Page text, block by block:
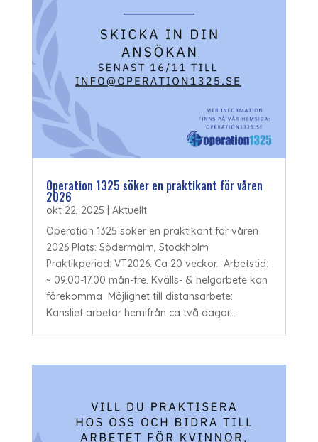
Operation 1325 söker en praktikant för våren
2026
okt 22, 2025
Aktuellt
Operation 1325 söker en praktikant för våren
2026 Plats: Södermalm, Stockholm
Praktikperiod: VT2026. Ca 20 veckor. Arbetstid:
~ 09.00-17.00 mån-fre. Kvälls- & helgarbete kan
förekomma Möjlighet till distansarbete:
Kansliet arbetar hemifrån ca två dagar...